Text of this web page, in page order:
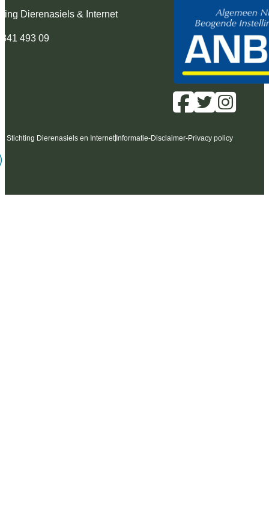
Dierenasiels & Internet
493 09
Stichting Dierenasiels en Internet Informatie-Disclaimer-Privacy policy